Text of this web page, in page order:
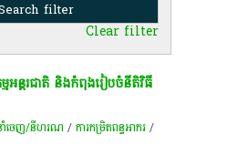
Clear filter
អន្តរជាតិ និង​កំពុង​រៀបចំនីតិវិធី
ាំចេញ/នីហរណ /ការកម្រិតពន្ធអាករ/